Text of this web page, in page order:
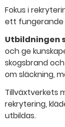
Fokus i
ett fungerande
Utbildningen
och ge
skogsbrand
om släckning,
Tillväxtverkets
rekrytering,
utbildas.